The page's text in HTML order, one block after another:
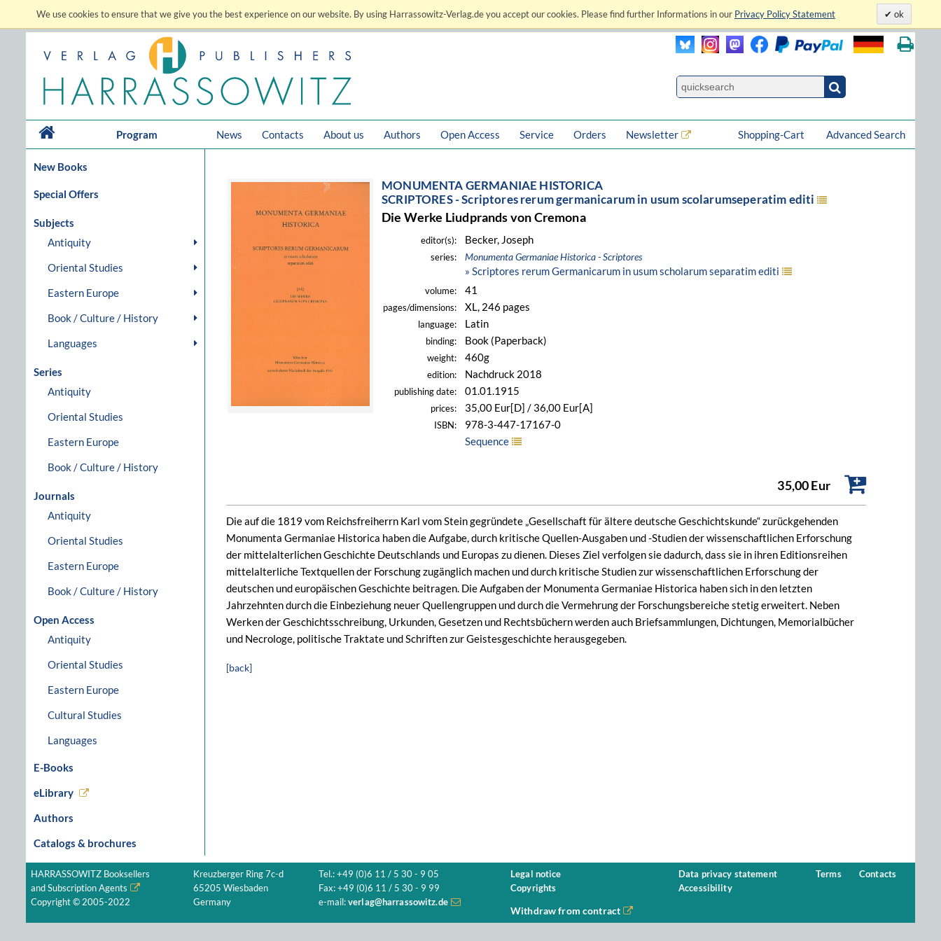
We use cookies to ensure that we give you the best experience on our website. By using Harrassowitz-Verlag.de you accept our cookies. Please find further Informations in our Privacy Policy Statement ok
Program News Contacts About us Authors Open Access Service Orders Newsletter Advanced Search
Shopping-Cart
New Books
Special Offers
Subjects
Antiquity
Oriental Studies
Eastern Europe
Book / Culture / History
Languages
Series
Antiquity
Oriental Studies
Eastern Europe
Book / Culture / History
Journals
Antiquity
Oriental Studies
Eastern Europe
Book / Culture / History
Open Access
Antiquity
Oriental Studies
Eastern Europe
Cultural Studies
Languages
E-Books
eLibrary
Authors
Catalogs & brochures
MONUMENTA GERMANIAE HISTORICA
SCRIPTORES - Scriptores rerum germanicarum in usum scolarumseperatim editi
Die Werke Liudprands von Cremona
editor(s): Becker, Joseph
series: Monumenta Germaniae Historica - Scriptores
» Scriptores rerum Germanicarum in usum scholarum separatim editi
volume: 41
pages/dimensions: XL, 246 pages
language: Latin
binding: Book (Paperback)
weight: 460g
edition: Nachdruck 2018
publishing date: 01.01.1915
prices: 35,00 Eur[D] / 36,00 Eur[A]
ISBN:
978-3-447-17167-0
Sequence
35,00 Eur
Die auf die 1819 vom Reichsfreiherrn Karl vom Stein gegründete „Gesellschaft für ältere deutsche Geschichtskunde“ zurückgehenden
Monumenta Germaniae Historica haben die Aufgabe, durch kritische Quellen-Ausgaben und -Studien der wissenschaftlichen Erforschung
der mittelalterlichen Geschichte Deutschlands und Europas zu dienen. Dieses Ziel verfolgen sie dadurch, dass sie in ihren Editionsreihen
mittelalterliche Textquellen der Forschung zugänglich machen und durch kritische Studien zur wissenschaftlichen Erforschung der
deutschen und europäischen Geschichte beitragen. Die Aufgaben der Monumenta Germaniae Historica haben sich in den letzten
Jahrzehnten durch die Einbeziehung neuer Quellengruppen und durch die Vermehrung der Forschungsbereiche stetig erweitert. Neben
Werken der Geschichtsschreibung, Urkunden, Gesetzen und Rechtsbüchern werden auch Briefsammlungen, Dichtungen, Memorialbücher
und Necrologe, politische Traktate und Schriften zur Geistesgeschichte herausgegeben.
[back]
HARRASSOWITZ Booksellers
and Subscription Agents
Copyright © 2005-2022
Kreuzberger Ring 7c-d
65205 Wiesbaden
Germany
Tel.: +49 (0)6 11 / 5 30 - 9 05
Fax: +49 (0)6 11 / 5 30 - 9 99
e-mail: verlag@harrassowitz.de
Legal notice
Copyrights
Data privacy statement
Accessibility
Terms Contacts
Withdraw from contract